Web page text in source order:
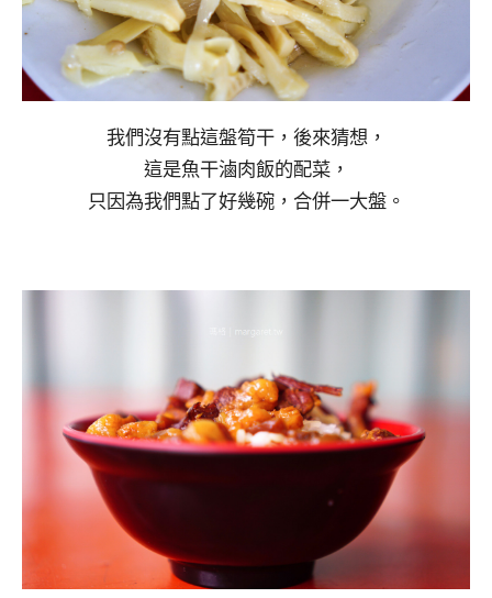
我們沒有點這盤筍干，後來猜想，
這是魚干滷肉飯的配菜，
只因為我們點了好幾碗，合併一大盤。